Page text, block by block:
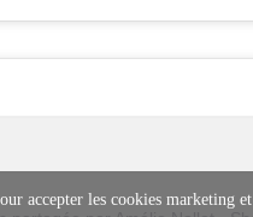
accepter les cookies marketing et